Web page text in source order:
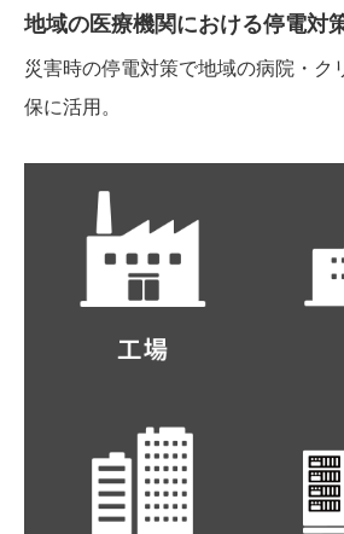
地域の医療機関における停電対
災害時の停電対策で地域の病院・ク
保に活用。